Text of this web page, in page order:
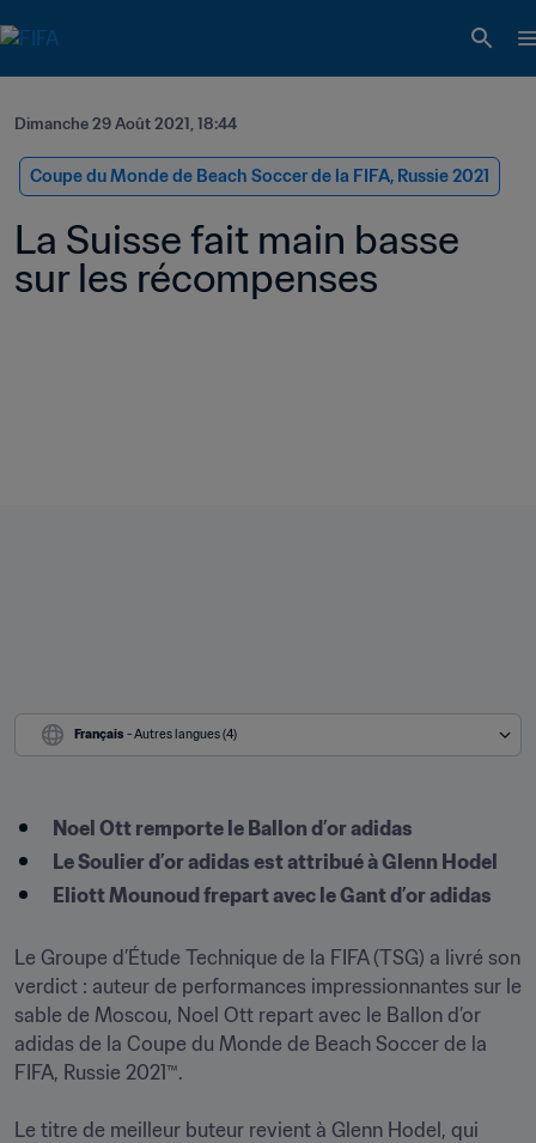
Dimanche 29 Août 2021, 18:44
Coupe du Monde de Beach Soccer de la FIFA, Russie 2021
La Suisse fait main basse
sur les récompenses
Français - Autres langues (4)
Noel Ott remporte le Ballon d’or adidas
Le Soulier d’or adidas est attribué à Glenn Hodel
Eliott Mounoud frepart avec le Gant d’or adidas
Le Groupe d’Étude Technique de la FIFA (TSG) a livré son
verdict : auteur de performances impressionnantes sur le
sable de Moscou, Noel Ott repart avec le Ballon d’or
adidas de la Coupe du Monde de Beach Soccer de la
FIFA, Russie 2021™.
Le titre de meilleur buteur revient à Glenn Hodel, qui